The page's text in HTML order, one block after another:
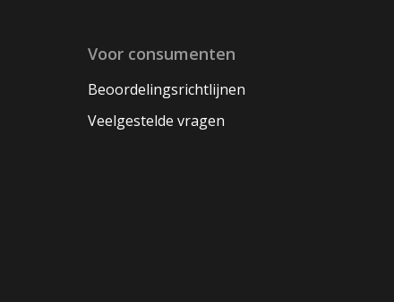
Voor consumenten
Beoordelingsrichtlijnen
Veelgestelde vragen